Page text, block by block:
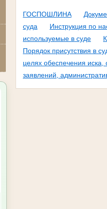
ГОСПОШЛИНА
суда
Инструкция по
используемые в суде
Порядок присутствия в
целях обеспечения иска,
заявлений,